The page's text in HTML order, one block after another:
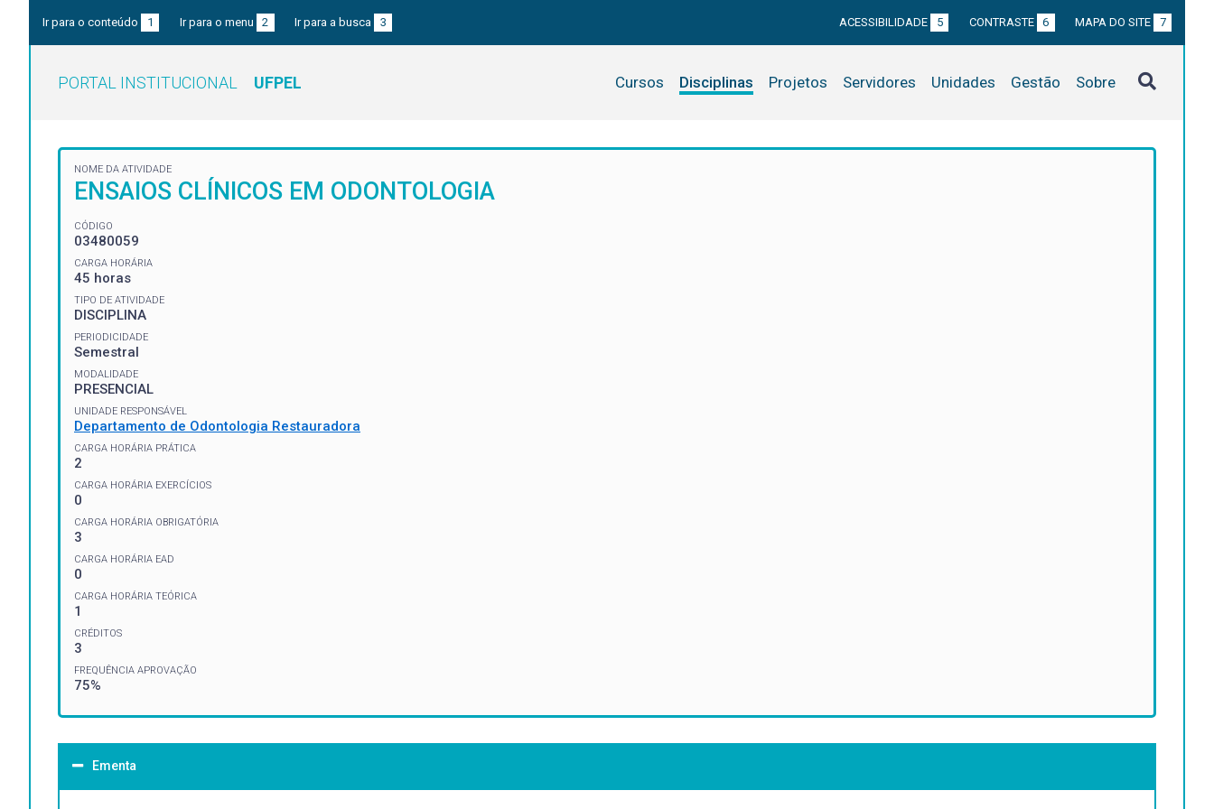
Ir para o conteúdo 1 Ir para o menu 2 Ir para a busca 3 ACESSIBILIDADE 5 CONTRASTE 6 MAPA DO SITE 7
PORTAL INSTITUCIONAL UFPEL Cursos Disciplinas Projetos Servidores Unidades Gestão Sobre
NOME DA ATIVIDADE
ENSAIOS CLÍNICOS EM ODONTOLOGIA
CÓDIGO
03480059
CARGA HORÁRIA
45 horas
TIPO DE ATIVIDADE
DISCIPLINA
PERIODICIDADE
Semestral
MODALIDADE
PRESENCIAL
UNIDADE RESPONSÁVEL
Departamento de Odontologia Restauradora
CARGA HORÁRIA PRÁTICA
2
CARGA HORÁRIA EXERCÍCIOS
0
CARGA HORÁRIA OBRIGATÓRIA
3
CARGA HORÁRIA EAD
0
CARGA HORÁRIA TEÓRICA
1
CRÉDITOS
3
FREQUÊNCIA APROVAÇÃO
75%
Ementa